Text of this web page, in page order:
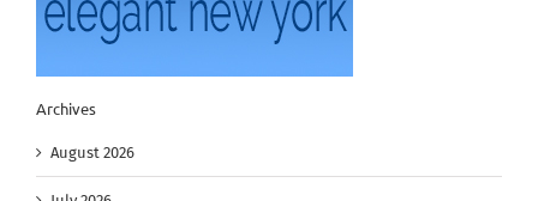
Archives
August 2026